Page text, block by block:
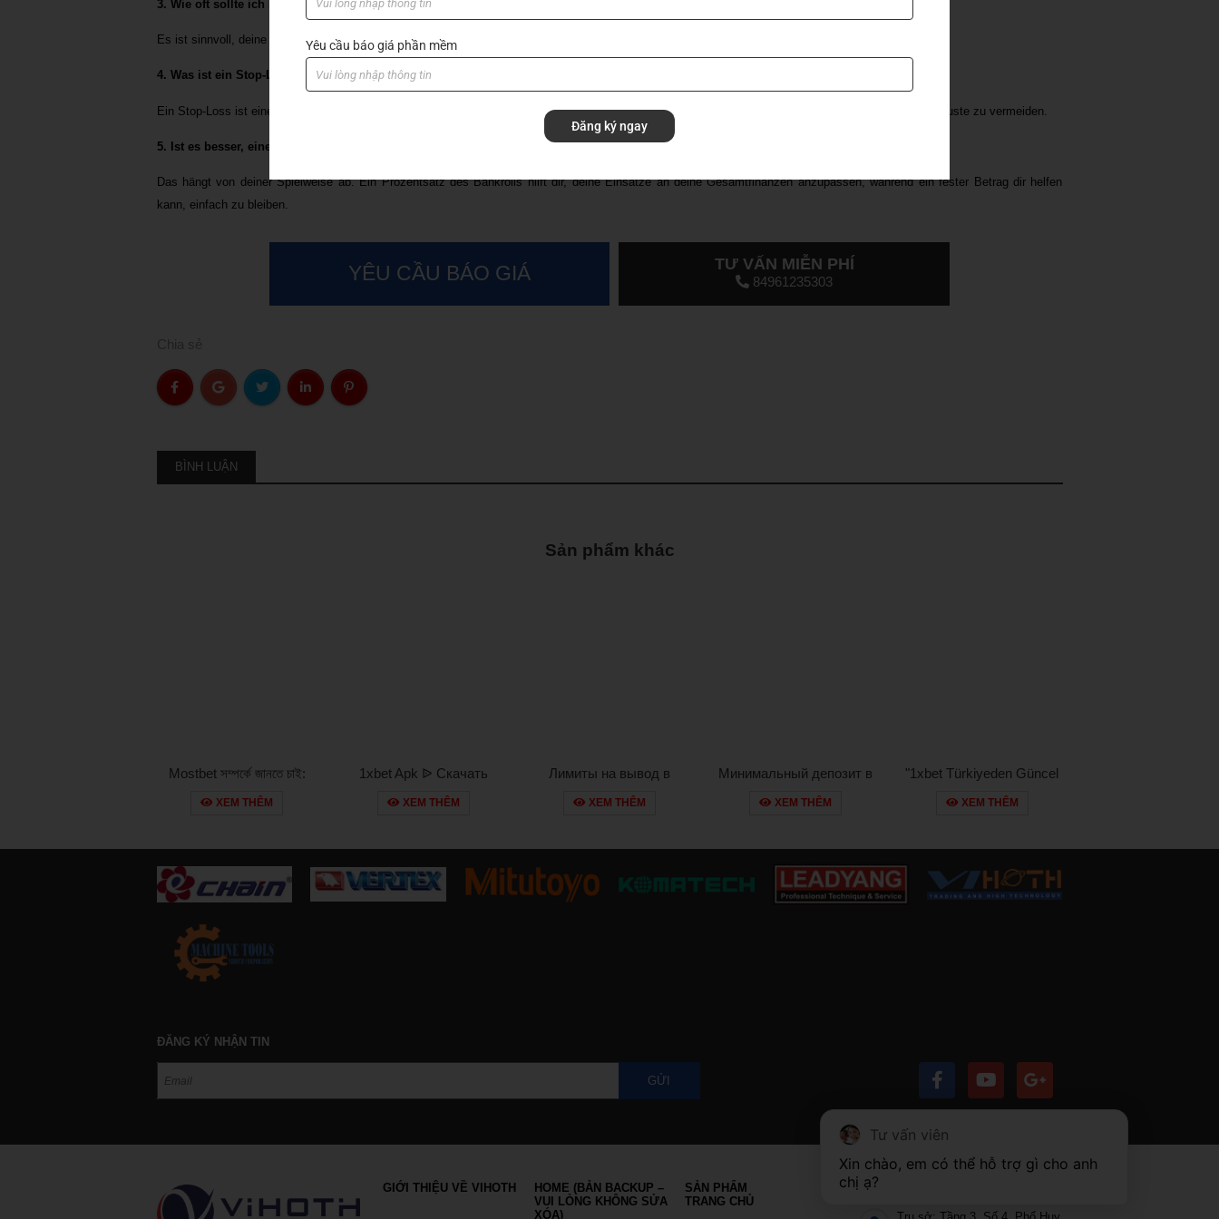
3. Wie oft sollte ich meine Wettstrategie überprüfen?
Es ist sinnvoll, deine Wettstrategie regelmäßig zu überprüfen, mindestens einmal im Monat oder nach einer bestimmten Anzahl von Wetten.
4. Was ist ein Stop-Loss und wie funktioniert er?
Ein Stop-Loss ist eine Vorgabe, die festlegt, wann du aufhören solltest zu wetten, nachdem du einen bestimmten Betrag verloren hast, um weitere Verluste zu vermeiden.
5. Ist es besser, einen festen Betrag oder einen Prozentsatz des Bankrolls zu setzen?
Das hängt von deiner Spielweise ab. Ein Prozentsatz des Bankrolls hilft dir, deine Einsätze an deine Gesamtfinanzen anzupassen, während ein fester Betrag dir helfen
kann, einfach zu bleiben.
YÊU CẦU BÁO GIÁ TƯ VẤN MIỄN PHÍ
84961235303
BÌNH LUẬN
Sản phẩm khác
Mostbet সম্পর্কে জানতে চাই:
বিভিন্ন খেলাধুলার বাজির ধরন
XEM THÊM
1xbet Apk ᐉ Скачать
Приложение 1xbet Для
XEM THÊM
Лимиты на вывод в
Pinco: сколько можно
XEM THÊM
Минимальный депозит в
казино Pinco:
игроков
XEM THÊM
"1xbet Türkiyeden Güncel
Giriş Yapmak
XEM THÊM
ĐĂNG KÝ NHẬN TIN
GỬI
GIỚI THIỆU VỀ VIHOTH
HOME (BẢN BACKUP –
VUI LÒNG KHÔNG SỬA
XÓA)
SẢN PHẨM
TRANG CHỦ
LIÊN HỆ
Yêu cầu báo giá phần mềm
Đăng ký ngay
Tư vấn viên
Xin chào, em có thể hỗ trợ gì cho anh
chị ạ?